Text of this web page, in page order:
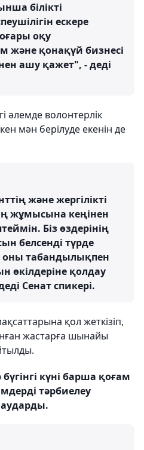
білікті
ескере
оқу
және қонақүй бизнесі
ашу қажет", - деді
әлемде волонтерлік
мән берілуде екенін де
және жергілікті
жұмысына кеңінен
Біз өздерінің
белсенді түрде
оны табандылықпен
өкілдеріне қолдау
Сенат спикері.
қол жеткізіп,
жастарға шынайы
күні барша қоғам
тәрбиелеу
аударды.